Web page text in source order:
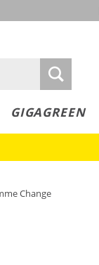
GIGAGREEN
Change